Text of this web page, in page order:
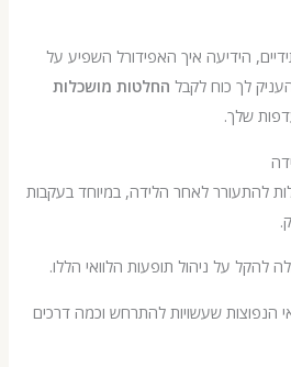
איך האפידורל השפיע על
לקבל החלטות מושכלות
לאחר הלידה, במיוחד בעקבות
תופעות הלוואי הללו.
שעשויות להתרחש וכמה דרכים